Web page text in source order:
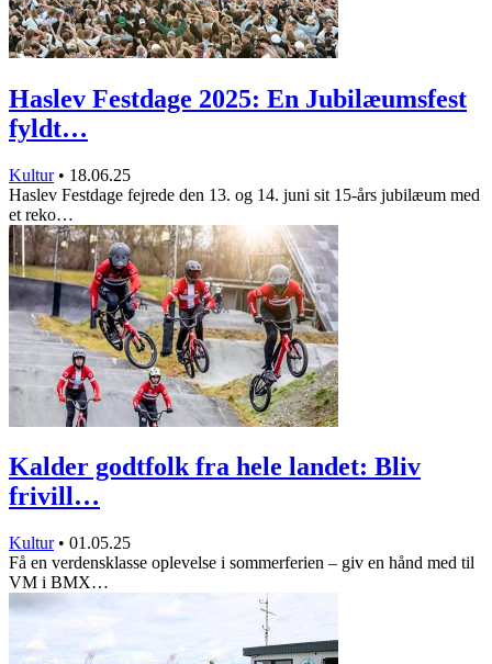
Haslev Festdage 2025: En Jubilæumsfest
fyldt…
Kultur • 18.06.25
Haslev Festdage fejrede den 13. og 14. juni sit 15-års jubilæum med
et reko…
Kalder godtfolk fra hele landet: Bliv
frivill…
Kultur • 01.05.25
Få en verdensklasse oplevelse i sommerferien – giv en hånd med til
VM i BMX…